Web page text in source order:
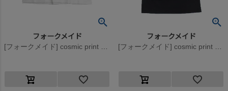
フォークメイド
[フォークメイド] cosmic print Tシャツ オフホワイト
フォークメイド
[フォークメイド] cosmic print ワンピース ブラック